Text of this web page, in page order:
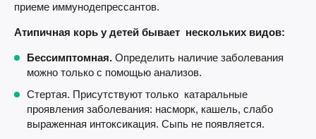
приеме иммунодепрессантов.
Атипичная корь у детей бывает нескольких видов:
Бессимптомная. Определить наличие заболевания
можно только с помощью анализов.
Стертая. Присутствуют только катаральные
проявления заболевания: насморк, кашель, слабо
выраженная интоксикация. Сыпь не появляется.